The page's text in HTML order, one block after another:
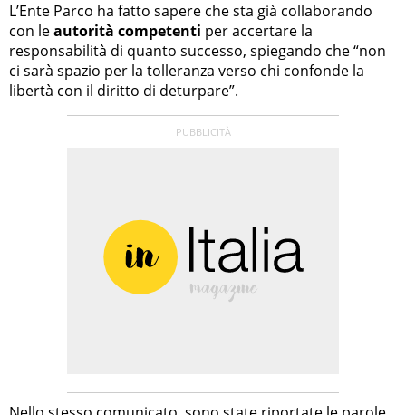
L’Ente Parco ha fatto sapere che sta già collaborando
con leautorità competenti per accertare la
responsabilità di quanto successo, spiegando che “non
ci sarà spazio per la tolleranza verso chi confonde la
libertà con il diritto di deturpare”.